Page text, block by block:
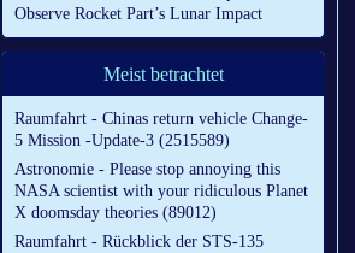
Observe Rocket Part’s Lunar Impact
Meist betrachtet
Raumfahrt - Chinas return vehicle Change-
5 Mission -Update-3 (2515589)
Astronomie - Please stop annoying this
NASA scientist with your ridiculous Planet
X doomsday theories (89012)
Raumfahrt - Rückblick der STS-135